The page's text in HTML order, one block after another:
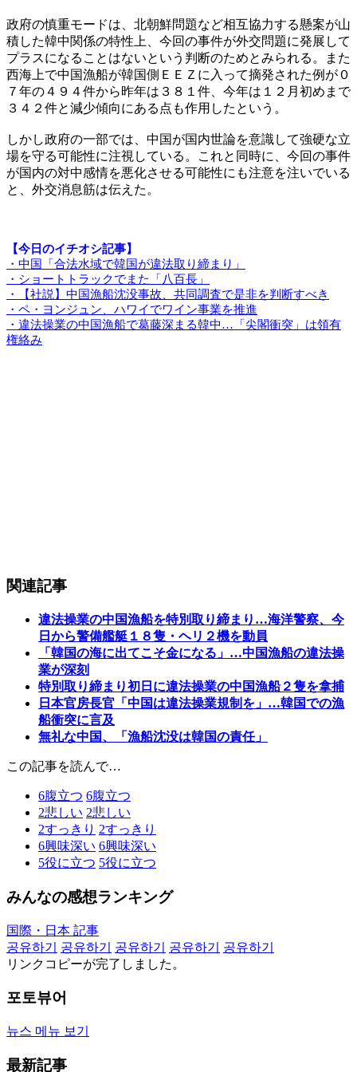
政府の慎重モードは、北朝鮮問題など相互協力する懸案が山
積した韓中関係の特性上、今回の事件が外交問題に発展して
プラスになることはないという判断のためとみられる。また
西海上で中国漁船が韓国側ＥＥＺに入って摘発された例が０
７年の４９４件から昨年は３８１件、今年は１２月初めまで
３４２件と減少傾向にある点も作用したという。
しかし政府の一部では、中国が国内世論を意識して強硬な立
場を守る可能性に注視している。これと同時に、今回の事件
が国内の対中感情を悪化させる可能性にも注意を注いでいる
と、外交消息筋は伝えた。
【今日のイチオシ記事】
・中国「合法水域で韓国が違法取り締まり」
・ショートトラックでまた「八百長」
・【社説】中国漁船沈没事故、共同調査で是非を判断すべき
・ペ・ヨンジュン、ハワイでワイン事業を推進
・違法操業の中国漁船で葛藤深まる韓中…「尖閣衝突」は領有
権絡み
関連記事
違法操業の中国漁船を特別取り締まり…海洋警察、今
日から警備艦艇１８隻・ヘリ２機を動員
「韓国の海に出てこそ金になる」…中国漁船の違法操
業が深刻
特別取り締まり初日に違法操業の中国漁船２隻を拿捕
日本官房長官「中国は違法操業規制を」…韓国での漁
船衝突に言及
無礼な中国、「漁船沈没は韓国の責任」
この記事を読んで…
6腹立つ 6腹立つ
2悲しい 2悲しい
2すっきり 2すっきり
6興味深い 6興味深い
5役に立つ 5役に立つ
みんなの感想ランキング
国際・日本 記事
공유하기
공유하기 공유하기 공유하기
공유하기
リンクコピーが完了しました。
포토뷰어
뉴스 메뉴 보기
最新記事